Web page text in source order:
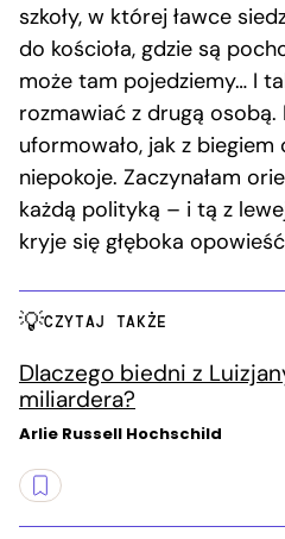
szkoły, w której ławce
do kościoła, gdzie są
może tam pojedziemy… I
rozmawiać z drugą osobą.
uformowało, jak z biegiem
niepokoje. Zaczynałam
każdą polityką – i tą z
kryje się głęboka
CZYTAJ TAKŻE
Dlaczego biedni z
miliardera?
Arlie Russell Hochschild